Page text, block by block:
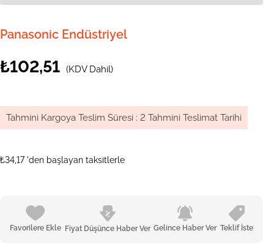
Panasonic Endüstriyel
₺102,51 (KDV Dahil)
Tahmini Kargoya Teslim Süresi : 2 Tahmini Teslimat Tarihi
₺34,17 'den başlayan taksitlerle
Favorilere Ekle Fiyat Düşünce Haber Ver Gelince Haber Ver Teklif İste